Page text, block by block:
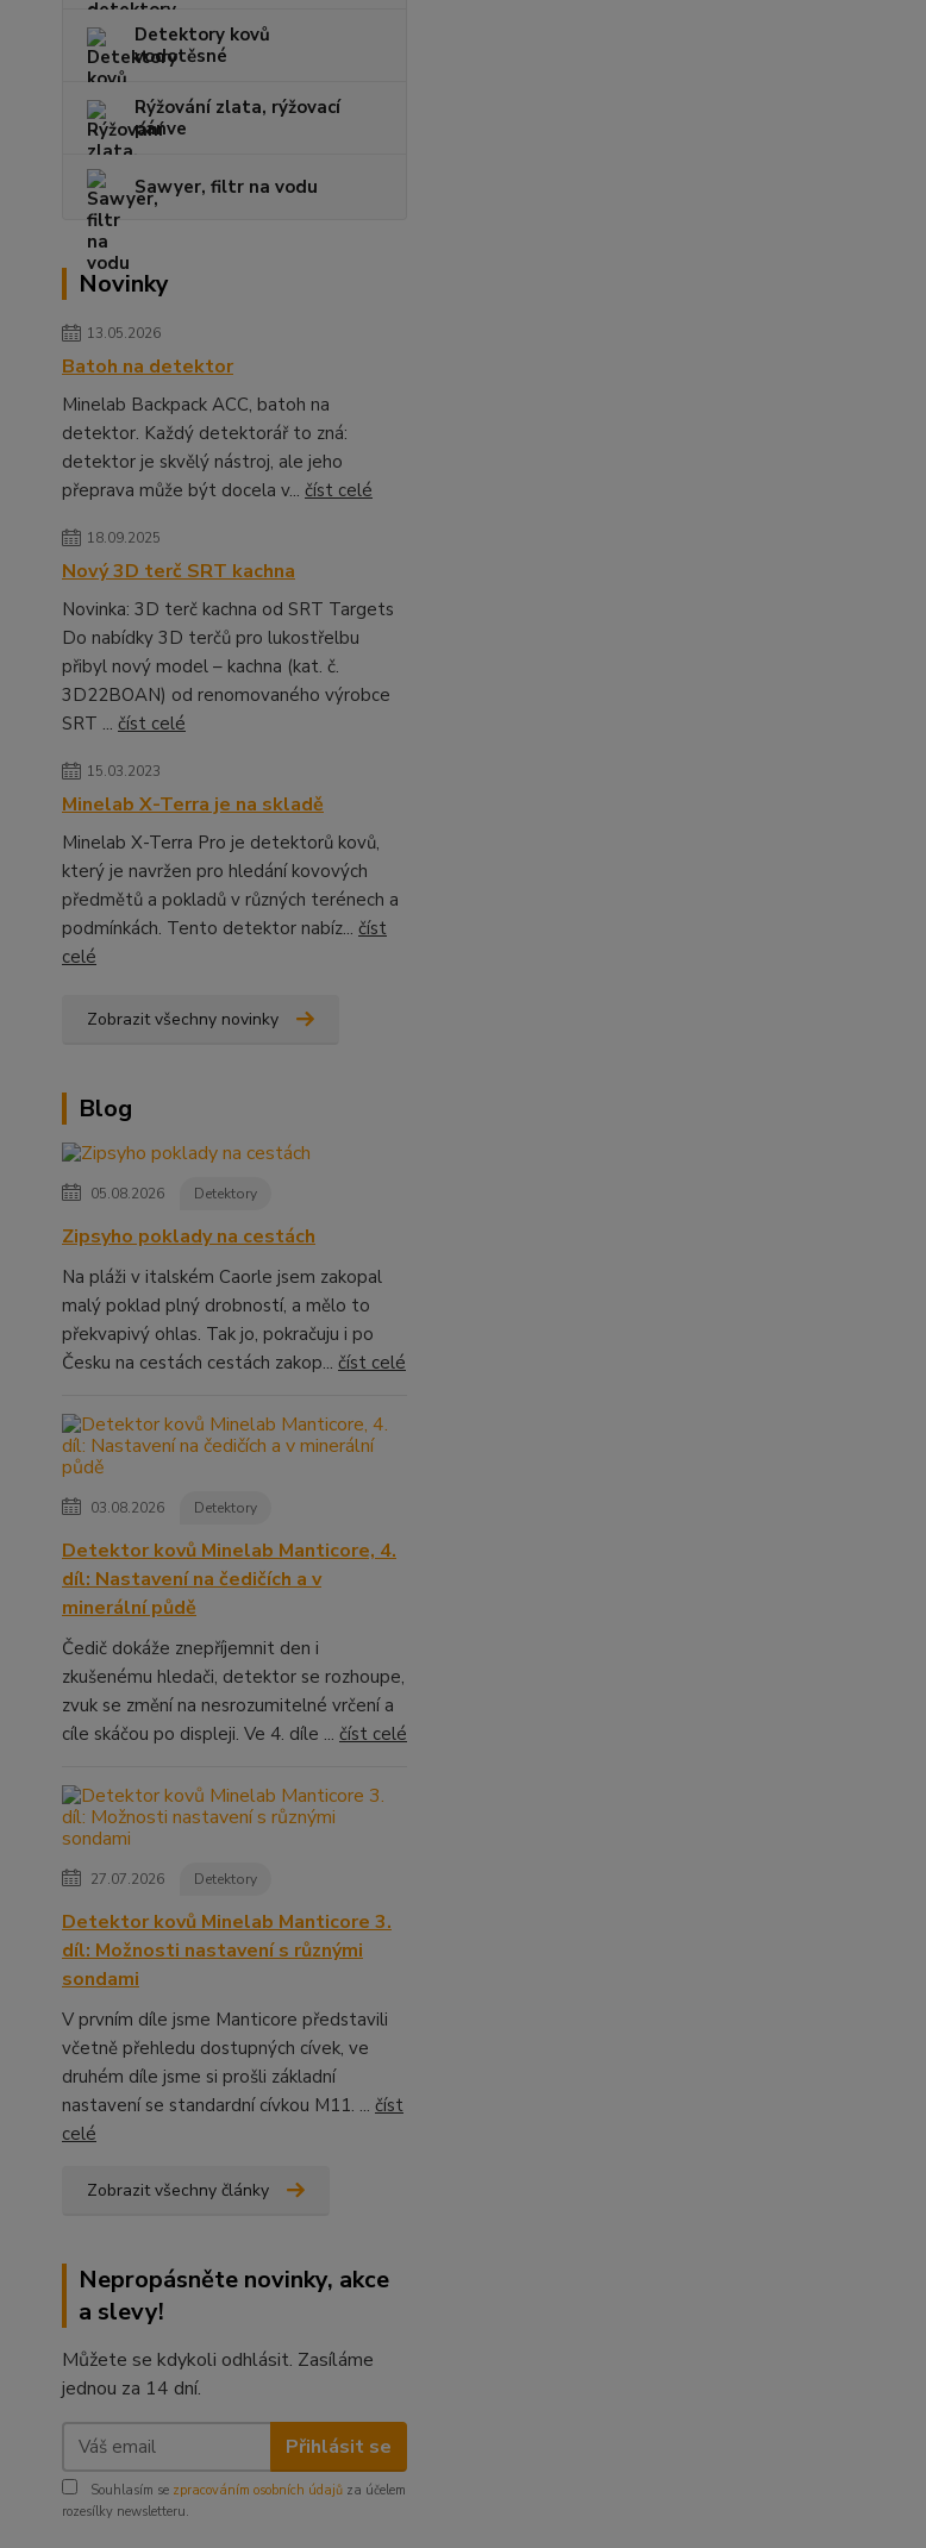
Detektory kovů
vodotěsné
Rýžování zlata, rýžovací
pánve
Sawyer, filtr na vodu
Novinky
13.05.2026
Batoh na detektor
Minelab Backpack ACC, batoh na
detektor. Každý detektorář to zná:
detektor je skvělý nástroj, ale jeho
přeprava může být docela v... číst celé
18.09.2025
Nový 3D terč SRT kachna
Novinka: 3D terč kachna od SRT Targets
Do nabídky 3D terčů pro lukostřelbu
přibyl nový model – kachna (kat. č.
3D22BOAN) od renomovaného výrobce
SRT ... číst celé
15.03.2023
Minelab X-Terra je na skladě
Minelab X-Terra Pro je detektorů kovů,
který je navržen pro hledání kovových
předmětů a pokladů v různých terénech a
podmínkách. Tento detektor nabíz... číst
celé
Zobrazit všechny novinky
Blog
05.08.2026 Detektory
Zipsyho poklady na cestách
Na pláži v italském Caorle jsem zakopal
malý poklad plný drobností, a mělo to
překvapivý ohlas. Tak jo, pokračuju i po
Česku na cestách cestách zakop... číst celé
03.08.2026 Detektory
Detektor kovů Minelab Manticore, 4.
díl: Nastavení na čedičích a v
minerální půdě
Čedič dokáže znepříjemnit den i
zkušenému hledači, detektor se rozhoupe,
zvuk se změní na nesrozumitelné vrčení a
cíle skáčou po displeji. Ve 4. díle ... číst celé
27.07.2026 Detektory
Detektor kovů Minelab Manticore 3.
díl: Možnosti nastavení s různými
sondami
V prvním díle jsme Manticore představili
včetně přehledu dostupných cívek, ve
druhém díle jsme si prošli základní
nastavení se standardní cívkou M11. ... číst
celé
Zobrazit všechny články
Nepropásněte novinky, akce
a slevy!
Můžete se kdykoli odhlásit. Zasíláme
jednou za 14 dní.
Přihlásit se
Souhlasím se zpracováním osobních údajů za účelem
rozesílky newsletteru.